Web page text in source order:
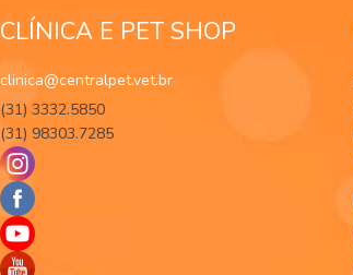
CLÍNICA E PET SHOP
clinica@centralpet.vet.br
(31) 3332.5850
(31) 98303.7285